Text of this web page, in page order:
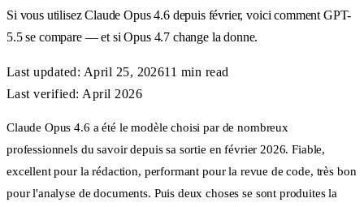
Si vous utilisez Claude Opus 4.6 depuis février, voici comment GPT-
5.5 se compare — et si Opus 4.7 change la donne.
Last updated: April 25, 202611 min read
Last verified: April 2026
Claude Opus 4.6 a été le modèle choisi par de nombreux
professionnels du savoir depuis sa sortie en février 2026. Fiable,
excellent pour la rédaction, performant pour la revue de code, très bon
pour l'analyse de documents. Puis deux choses se sont produites la